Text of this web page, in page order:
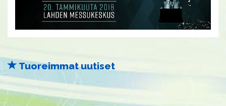
Tuoreimmat uutiset